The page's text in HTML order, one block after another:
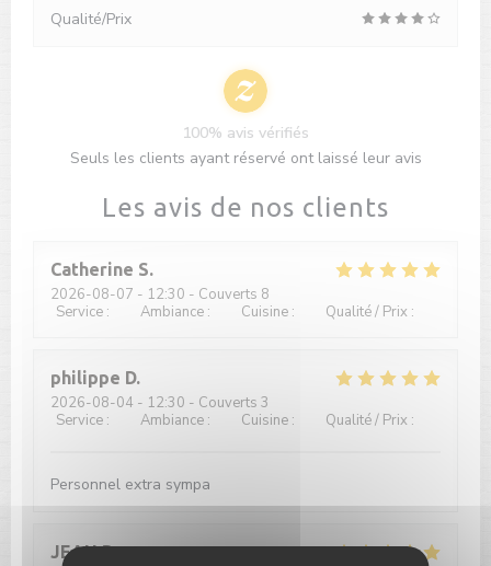
Les avis de nos clients
Catherine S
2026-08-07 - 12:30 - Couverts 8
Service : Ambiance : Cuisine : Qualité / Prix :
philippe D
2026-08-04 - 12:30 - Couverts 3
Service : Ambiance : Cuisine : Qualité / Prix :
Personnel extra sympa
JEAN P
Qualité/Prix
100% avis vérifiés
Seuls les clients ayant réservé ont laissé leur avis